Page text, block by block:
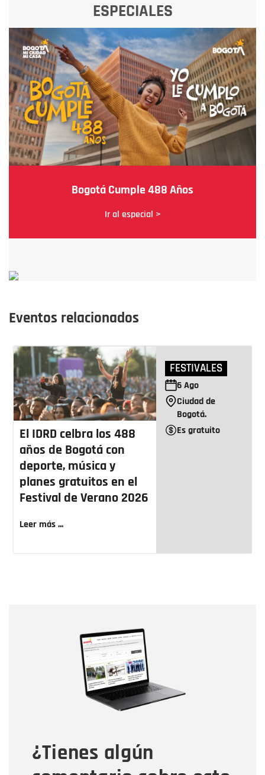
ESPECIALES
Bogotá Cumple 488 Años
Ir al especial >
Eventos relacionados
El IDRD celbra los 488
años de Bogotá con
deporte, música y
planes gratuitos en el
Festival de Verano 2026
Leer más ...
FESTIVALES
6Ago
Ciudad de
Bogotá.
Es gratuito
¿Tienes algún
Correo electrónico
Tipo de comentario
Mensaje